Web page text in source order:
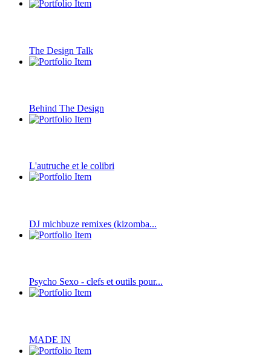
The Design Talk
Behind The Design
L'autruche et le colibri
DJ michbuze remixes (kizomba...
Psycho Sexo - clefs et outils pour...
MADE IN